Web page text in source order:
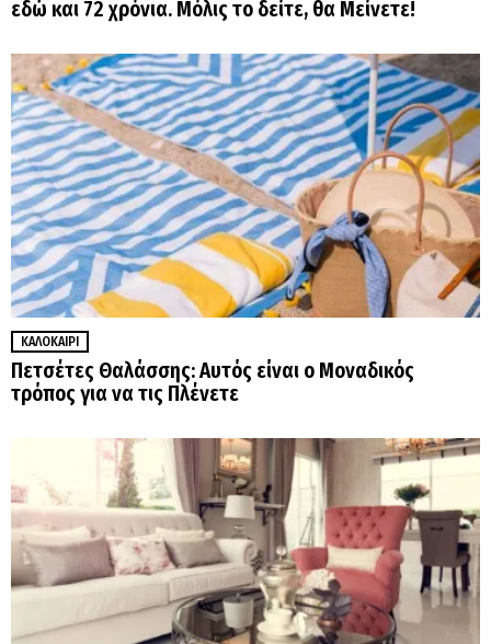
εδώ και 72 χρόνια. Μόλις το δείτε, θα Μείνετε!
ΚΑΛΟΚΑΊΡΙ
Πετσέτες Θαλάσσης: Αυτός είναι ο Μοναδικός
τρόπος για να τις Πλένετε